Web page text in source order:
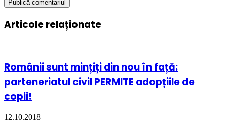
Articole relaționate
Românii sunt mințiți din nou în față:
parteneriatul civil PERMITE adopțiile de
copii!
12.10.2018